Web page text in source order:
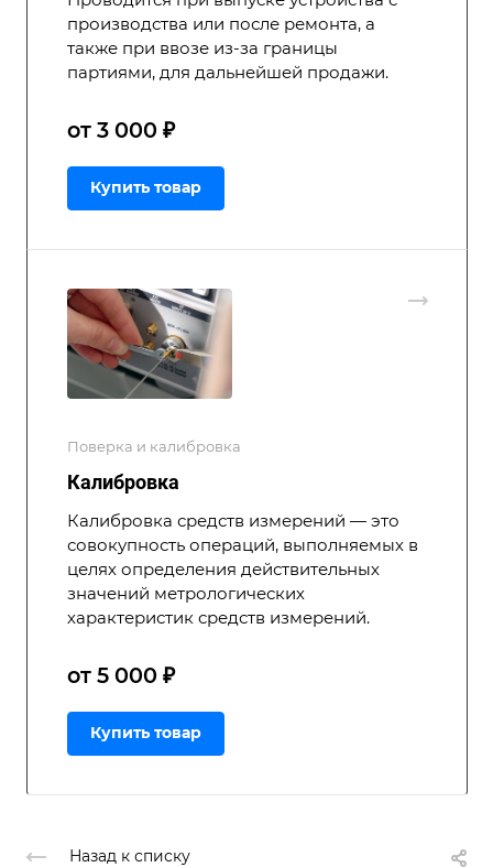
производства или после ремонта, а
также при ввозе из-за границы
партиями, для дальнейшей продажи.
от 3 000 ₽
Купить товар
Поверка и калибровка
Калибровка
Калибровка средств измерений — это
совокупность операций, выполняемых в
целях определения действительных
значений метрологических
характеристик средств измерений.
от 5 000 ₽
Купить товар
Назад к списку